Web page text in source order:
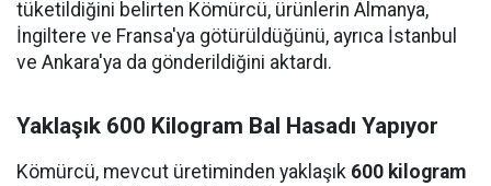
tüketildiğini belirten Kömürcü, ürünlerin Almanya,
İngiltere ve Fransa'ya götürüldüğünü, ayrıca İstanbul
ve Ankara'ya da gönderildiğini aktardı.
Yaklaşık 600 Kilogram Bal Hasadı Yapıyor
Kömürcü, mevcut üretiminden yaklaşık 600 kilogram